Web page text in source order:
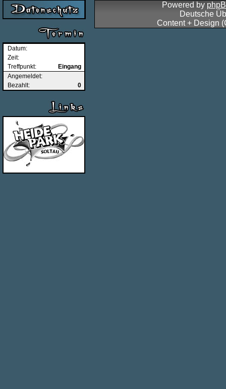
Datum:
Zeit:
Treffpunkt:
Eingang
Angemeldet:
Bezahlt:
0
Powered by
Deutsche
Content + Design